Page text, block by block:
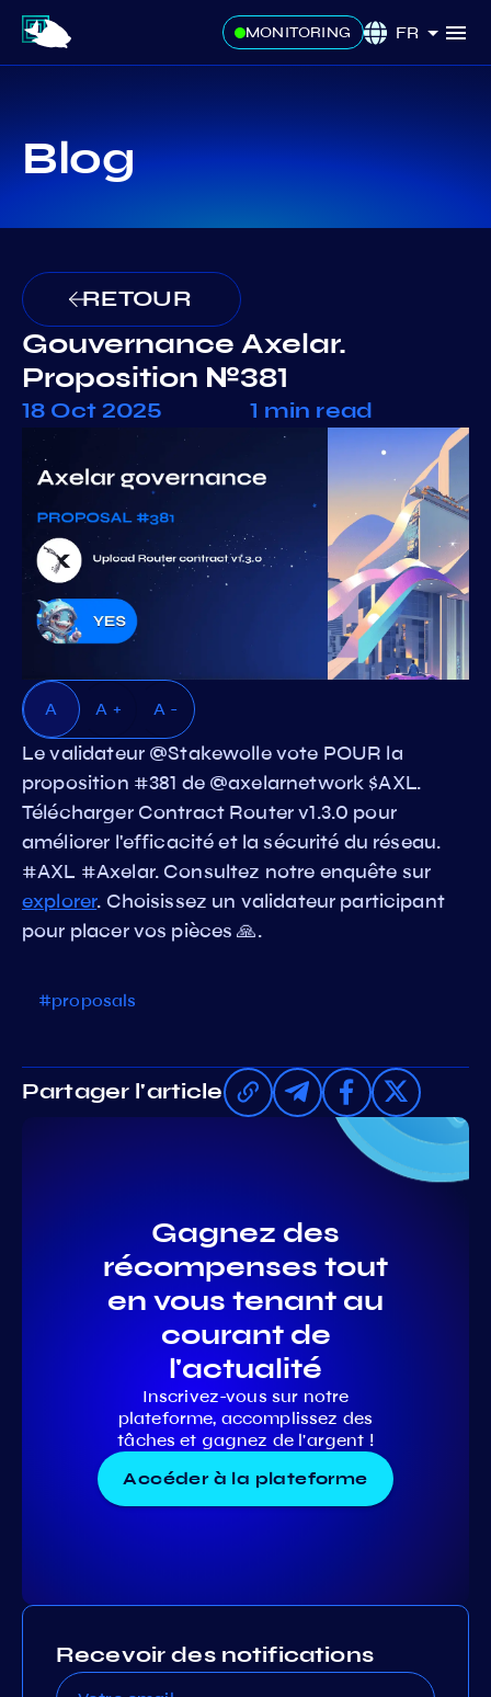
MONITORING FR
Blog
RETOUR
Gouvernance Axelar.
Proposition №381
18 Oct 2025 1 min read
A A + A -
Le validateur @Stakewolle vote POUR la
proposition #381 de @axelarnetwork $AXL.
Télécharger Contract Router v1.3.0 pour
améliorer l'efficacité et la sécurité du réseau.
#AXL #Axelar. Consultez notre enquête sur
explorer. Choisissez un validateur participant
pour placer vos pièces 🙏.
#proposals
Partager l'article
Gagnez des
récompenses tout
en vous tenant au
courant de
l'actualité
Inscrivez-vous sur notre
plateforme, accomplissez des
tâches et gagnez de l'argent !
Accéder à la plateforme
Recevoir des notifications